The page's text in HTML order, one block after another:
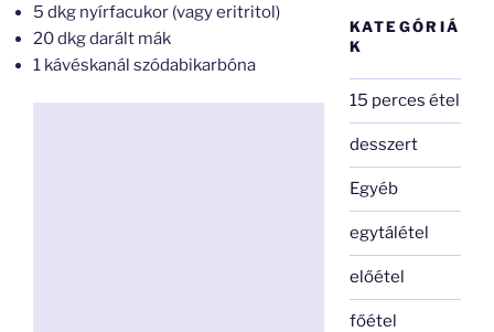
5 dkg nyírfacukor (vagy eritritol)
20 dkg darált mák
1 kávéskanál szódabikarbóna
KATEGÓRIÁ
K
15 perces étel
desszert
Egyéb
egytálétel
előétel
főétel